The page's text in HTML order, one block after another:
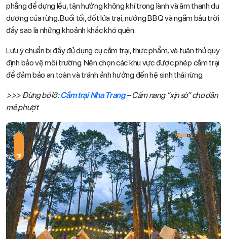
phẳng để dựng lều, tận hưởng không khí trong lành và âm thanh du
dương của rừng. Buổi tối, đốt lửa trại, nướng BBQ và ngắm bầu trời
đầy sao là những khoảnh khắc khó quên.
Lưu ý chuẩn bị đầy đủ dụng cụ cắm trại, thực phẩm, và tuân thủ quy
định bảo vệ môi trường. Nên chọn các khu vực được phép cắm trại
để đảm bảo an toàn và tránh ảnh hưởng đến hệ sinh thái rừng.
>>> Đừng bỏ lỡ:Cắm trại Nha Trang– Cẩm nang “xịn sò” cho dân
mê phượt